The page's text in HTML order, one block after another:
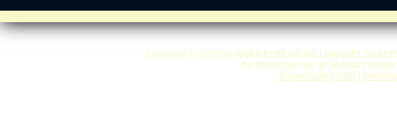
Copyright © 2012 by ANKA
So finden Sie uns in Stuttgart:
Impressum| AGB|